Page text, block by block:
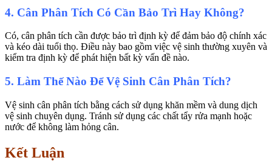
4. Cân Phân Tích Có Cần Bảo Trì Hay Không?
Có, cân phân tích cần được bảo trì định kỳ để đảm bảo độ chính xác
và kéo dài tuổi thọ. Điều này bao gồm việc vệ sinh thường xuyên và
kiểm tra định kỳ để phát hiện bất kỳ vấn đề nào.
5. Làm Thế Nào Để Vệ Sinh Cân Phân Tích?
Vệ sinh cân phân tích bằng cách sử dụng khăn mềm và dung dịch
vệ sinh chuyên dụng. Tránh sử dụng các chất tẩy rửa mạnh hoặc
nước để không làm hỏng cân.
Kết Luận